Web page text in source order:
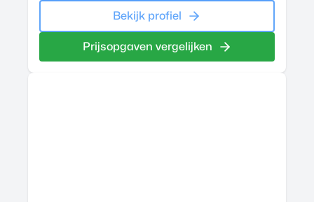
Bekijk profiel
Prijsopgaven vergelijken